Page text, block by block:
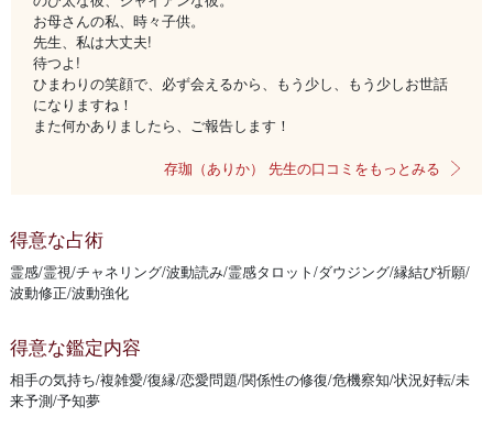
お母さんの私、時々子供。
先生、私は大丈夫!
待つよ!
ひまわりの笑顔で、必ず会えるから、もう少し、もう少しお世話
になりますね！
また何かありましたら、ご報告します！
存珈（ありか） 先生の口コミをもっとみる
得意な占術
霊感/霊視/チャネリング/波動読み/霊感タロット/ダウジング/縁結び祈願/
波動修正/波動強化
得意な鑑定内容
相手の気持ち/複雑愛/復縁/恋愛問題/関係性の修復/危機察知/状況好転/未
来予測/予知夢